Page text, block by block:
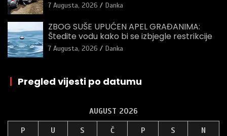
7 Augusta, 2026 Danka
ZBOG SUŠE UPUĆEN APEL GRAĐANIMA:
Štedite vodu kako bi se izbjegle restrikcije
7 Augusta, 2026 Danka
| Pregled vijesti po datumu
AUGUST 2026
P U S Č P S N